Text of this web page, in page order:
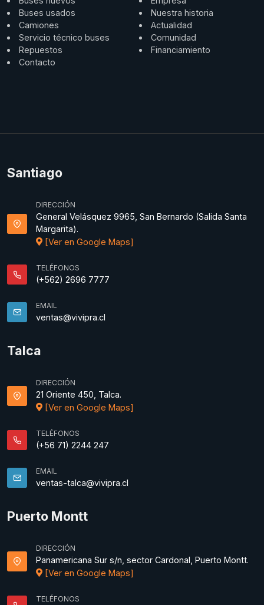
Buses usados
Camiones
Servicio técnico buses
Repuestos
Contacto
Nuestra historia
Actualidad
Comunidad
Financiamiento
Santiago
DIRECCIÓN
General Velásquez 9965, San Bernardo (Salida Santa
Margarita).
[Ver en Google Maps]
TELÉFONOS
(+562) 2696 7777
EMAIL
ventas@vivipra.cl
Talca
DIRECCIÓN
21 Oriente 450, Talca.
[Ver en Google Maps]
TELÉFONOS
(+56 71) 2244 247
EMAIL
ventas-talca@vivipra.cl
Puerto Montt
DIRECCIÓN
Panamericana Sur s/n, sector Cardonal, Puerto Montt.
[Ver en Google Maps]
TELÉFONOS